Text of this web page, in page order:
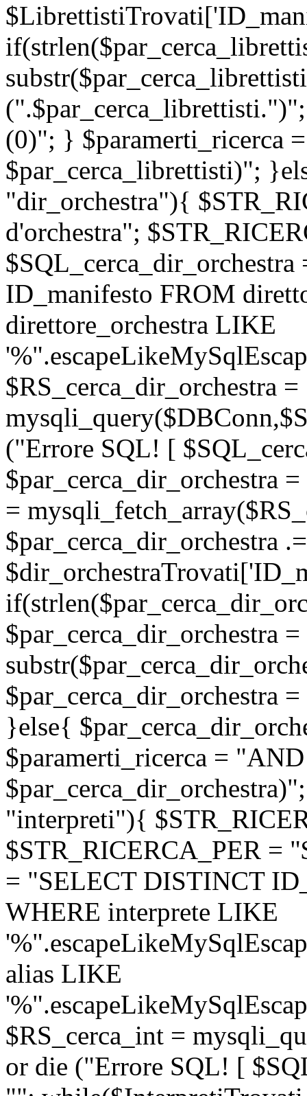
(0)"; } $paramerti_ricerca
$par_cerca_librettisti)";
"dir_orchestra"){
d'orchestra";
ID_manifesto FROM
direttore_orchestra LIKE
$RS_cerca_dir_orchestra =
("Errore SQL! [
$par_cerca_dir_orchestra
=
$par_cerca_dir_orchestra .=
$par_cerca_dir_orchestra =
$par_cerca_dir_orchestra
}else{
$paramerti_ricerca =
"interpreti"){
$STR_RICERCA_PER = "
= "SELECT DISTINCT
WHERE interprete LIKE
alias LIKE
$RS_cerca_int =
or die ("Errore SQL! [